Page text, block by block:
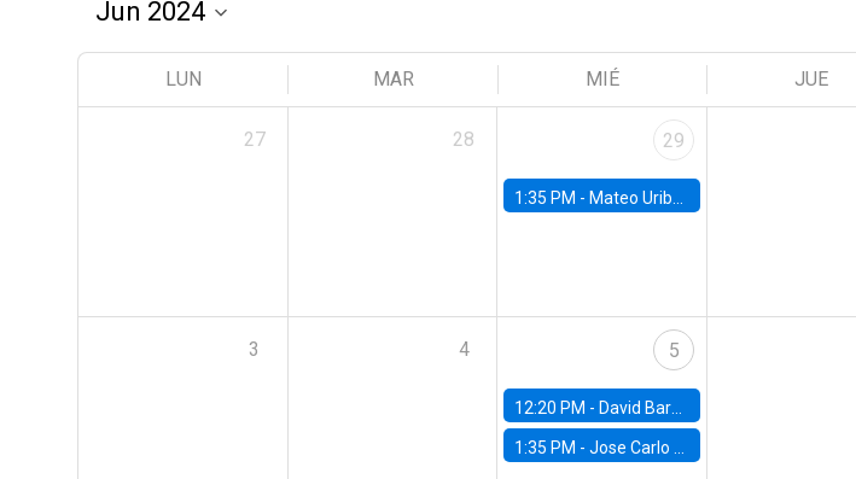
LUN MAR MIÉ JUE
27 28 29
1:35 PM - Mateo Uribe-Castro, Universidad de los Andes (Colombia)
3 4 5
12:20 PM - David Bardey, Universidad de los Andes - CEDE
1:35 PM -Jose Carlo Bermudez, UC (ME) & World Bank